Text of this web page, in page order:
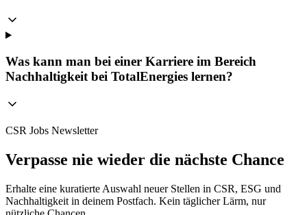
Was kann man bei einer Karriere im Bereich
Nachhaltigkeit bei TotalEnergies lernen?
CSR Jobs Newsletter
Verpasse nie wieder die nächste Chance
Erhalte eine kuratierte Auswahl neuer Stellen in CSR, ESG und
Nachhaltigkeit in deinem Postfach. Kein täglicher Lärm, nur